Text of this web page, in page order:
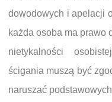
dowodowych i apelacji
każda osoba ma prawo
nietykalności
ścigania muszą być
naruszać